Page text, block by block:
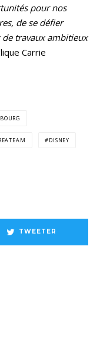
pour nos
de se défier
travaux ambitieux
Carrie
DISNEY
TWEETER